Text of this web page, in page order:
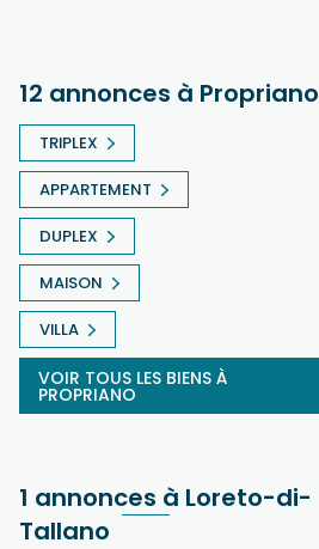
12 annonces à Propriano
TRIPLEX
APPARTEMENT
DUPLEX
MAISON
VILLA
VOIR TOUS LES BIENS À
PROPRIANO
1 annonces à Loreto-di-
Tallano